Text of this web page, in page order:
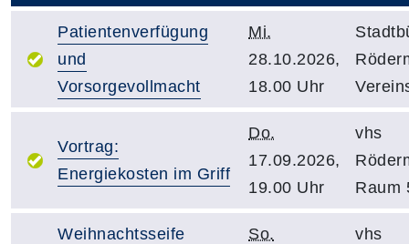
Patientenverfügung
und
Vorsorgevollmacht
Mi.
28.10.2026,
18.00 Uhr
Vortrag:
Energiekosten im Griff
Do.
17.09.2026,
19.00 Uhr
vhs
Raum
Weihnachtsseife
So.
vhs